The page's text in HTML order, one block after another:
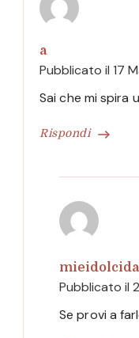
a
Pubblicato il 17
Rispondi
Sai che mi spira
Pubblicato il
Se provi a